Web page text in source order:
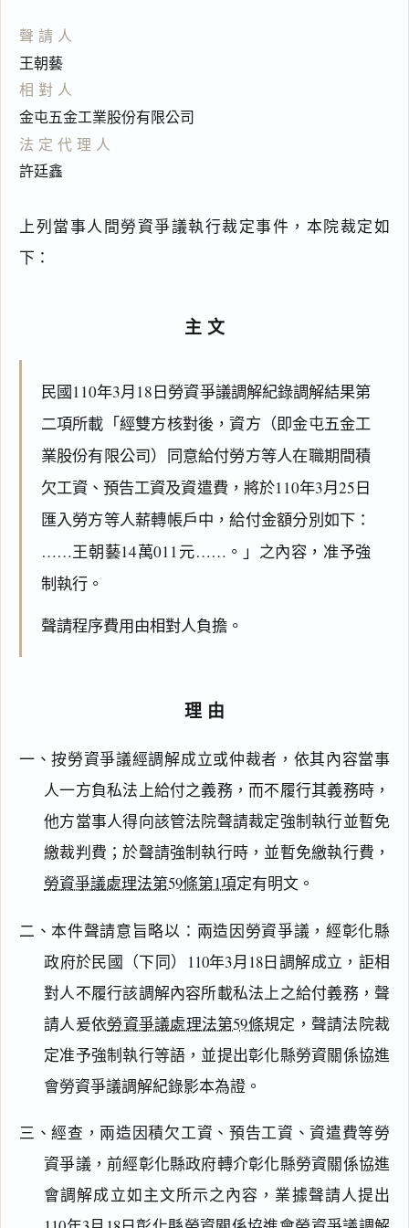
聲請人
王朝藝
相對人
金屯五金工業股份有限公司
法定代理人
許廷鑫
上列當事人間勞資爭議執行裁定事件，本院裁定如
下：
主文
民國110年3月18日勞資爭議調解紀錄調解結果第
二項所載「經雙方核對後，資方（即金屯五金工
業股份有限公司）同意給付勞方等人在職期間積
欠工資、預告工資及資遣費，將於110年3月25日
匯入勞方等人薪轉帳戶中，給付金額分別如下：
……王朝藝14萬011元……。」之內容，准予強
制執行。
聲請程序費用由相對人負擔。
理由
一、按勞資爭議經調解成立或仲裁者，依其內容當事
人一方負私法上給付之義務，而不履行其義務時，
他方當事人得向該管法院聲請裁定強制執行並暫免
繳裁判費；於聲請強制執行時，並暫免繳執行費，
勞資爭議處理法第59條第1項定有明文。
二、本件聲請意旨略以：兩造因勞資爭議，經彰化縣
政府於民國（下同）110年3月18日調解成立，詎相
對人不履行該調解內容所載私法上之給付義務，聲
請人爰依勞資爭議處理法第59條規定，聲請法院裁
定准予強制執行等語，並提出彰化縣勞資關係協進
會勞資爭議調解紀錄影本為證。
三、經查，兩造因積欠工資、預告工資、資遣費等勞
資爭議，前經彰化縣政府轉介彰化縣勞資關係協進
會調解成立如主文所示之內容，業據聲請人提出